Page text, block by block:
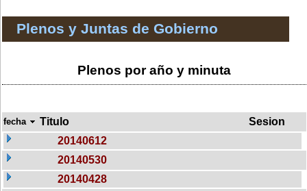
Plenos y Juntas de Gobierno
Plenos por año y minuta
fecha Titulo
Sesion
20140612
20140530
20140428